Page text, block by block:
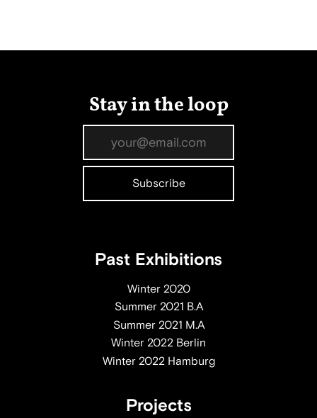
Stay in the loop
Past Exhibitions
Winter 2020
Summer 2021 B.A
Summer 2021 M.A
Winter 2022 Berlin
Winter 2022 Hamburg
Projects